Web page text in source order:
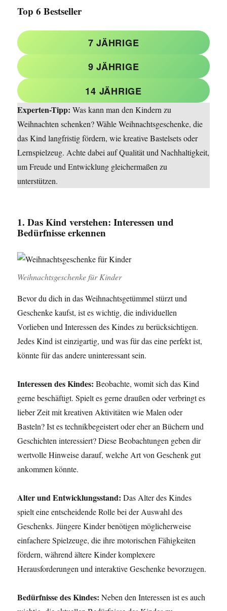
Top 6 Bestseller
7 JÄHRIGE
9 JÄHRIGE
14 JÄHRIGE
Experten-Tipp: Was kann man den Kindern zu
Weihnachten schenken? Wähle Weihnachtsgeschenke, die
das Kind langfristig fördern, wie kreative Bastelsets oder
Lernspielzeug. Achte dabei auf Qualität und Nachhaltigkeit,
um Freude und Entwicklung gleichermaßen zu
unterstützen.
1. Das Kind verstehen: Interessen und
Bedürfnisse erkennen
Weihnachtsgeschenke für Kinder
Bevor du dich in das Weihnachtsgetümmel stürzt und
Geschenke kaufst, ist es wichtig, die individuellen
Vorlieben und Interessen des Kindes zu berücksichtigen.
Jedes Kind ist einzigartig, und was für das eine perfekt ist,
könnte für das andere uninteressant sein.
Interessen des Kindes: Beobachte, womit sich das Kind
gerne beschäftigt. Spielt es gerne draußen oder verbringt es
lieber Zeit mit kreativen Aktivitäten wie Malen oder
Basteln? Ist es technikbegeistert oder eher an Büchern und
Geschichten interessiert? Diese Beobachtungen geben dir
wertvolle Hinweise darauf, welche Art von Geschenk gut
ankommen könnte.
Alter und Entwicklungsstand: Das Alter des Kindes
spielt eine entscheidende Rolle bei der Auswahl des
Geschenks. Jüngere Kinder benötigen möglicherweise
einfachere Spielzeuge, die ihre motorischen Fähigkeiten
fördern, während ältere Kinder komplexere
Herausforderungen und interaktive Geschenke bevorzugen.
Bedürfnisse des Kindes: Neben den Interessen ist es auch